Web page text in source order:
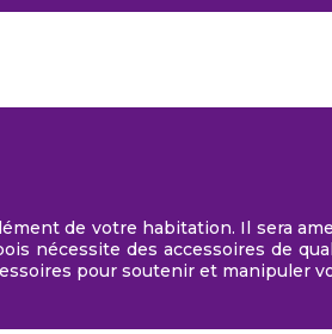
de votre habitation. Il sera
nécessite des accessoires de
pour soutenir et manipuler